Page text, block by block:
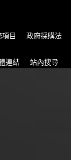
目 政府採購法
連結 站內搜尋